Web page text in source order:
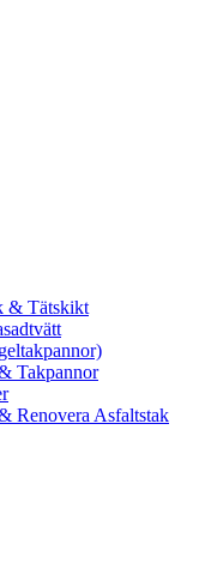
& Tätskikt
Takpannor
Renovera Asfaltstak